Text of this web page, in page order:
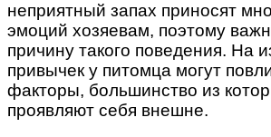
неприятный запах приносят
эмоций хозяевам, поэтому
причину такого поведения. На
привычек у питомца могут
факторы, большинство из
проявляют себя внешне.